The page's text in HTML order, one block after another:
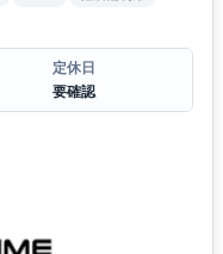
定休日
要確認